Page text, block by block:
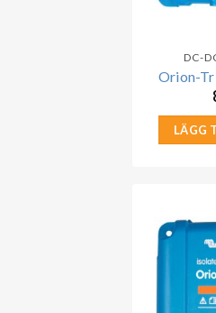
DC-
Orion-
LÄGG